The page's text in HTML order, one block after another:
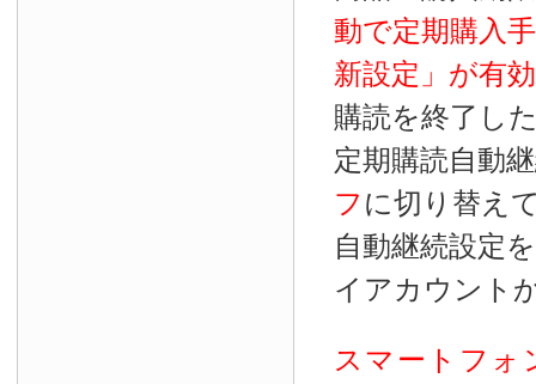
動で定期購入
新設定」が有効
購読を終了し
定期購読自動
フ に切り替え
自動継続設定
イアカウント
スマートフォ